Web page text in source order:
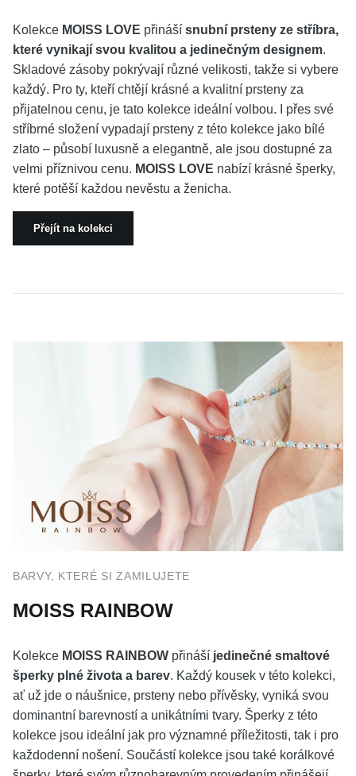
Kolekce MOISS LOVE přináší snubní prsteny ze stříbra,
které vynikají svou kvalitou a jedinečným designem.
Skladové zásoby pokrývají různé velikosti, takže si vybere
každý. Pro ty, kteří chtějí krásné a kvalitní prsteny za
přijatelnou cenu, je tato kolekce ideální volbou. I přes své
stříbrné složení vypadají prsteny z této kolekce jako bílé
zlato – působí luxusně a elegantně, ale jsou dostupné za
velmi příznivou cenu. MOISS LOVE nabízí krásné šperky,
které potěší každou nevěstu a ženicha.
Přejít na kolekci
BARVY, KTERÉ SI ZAMILUJETE
MOISS RAINBOW
Kolekce MOISS RAINBOW přináší jedinečné smaltové
šperky plné života a barev. Každý kousek v této kolekci,
ať už jde o náušnice, prsteny nebo přívěsky, vyniká svou
dominantní barevností a unikátními tvary. Šperky z této
kolekce jsou ideální jak pro významné příležitosti, tak i pro
každodenní nošení. Součástí kolekce jsou také korálkové